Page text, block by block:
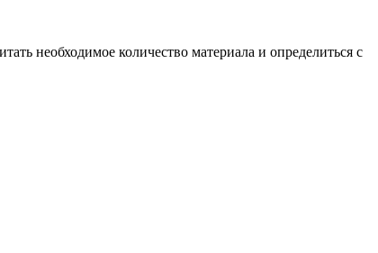
необходимое количество материала и определиться с